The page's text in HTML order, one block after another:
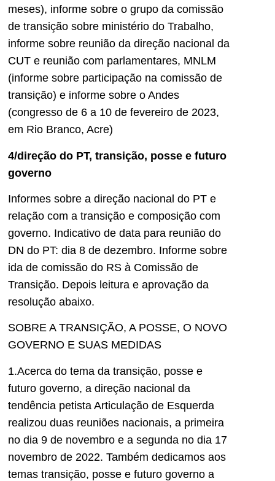
meses), informe sobre o grupo da comissão
de transição sobre ministério do Trabalho,
informe sobre reunião da direção nacional da
CUT e reunião com parlamentares, MNLM
(informe sobre participação na comissão de
transição) e informe sobre o Andes
(congresso de 6 a 10 de fevereiro de 2023,
em Rio Branco, Acre)
4/direção do PT, transição, posse e futuro
governo
Informes sobre a direção nacional do PT e
relação com a transição e composição com
governo. Indicativo de data para reunião do
DN do PT: dia 8 de dezembro. Informe sobre
ida de comissão do RS à Comissão de
Transição. Depois leitura e aprovação da
resolução abaixo.
SOBRE A TRANSIÇÃO, A POSSE, O NOVO
GOVERNO E SUAS MEDIDAS
1.Acerca do tema da transição, posse e
futuro governo, a direção nacional da
tendência petista Articulação de Esquerda
realizou duas reuniões nacionais, a primeira
no dia 9 de novembro e a segunda no dia 17
novembro de 2022. Também dedicamos aos
temas transição, posse e futuro governo a